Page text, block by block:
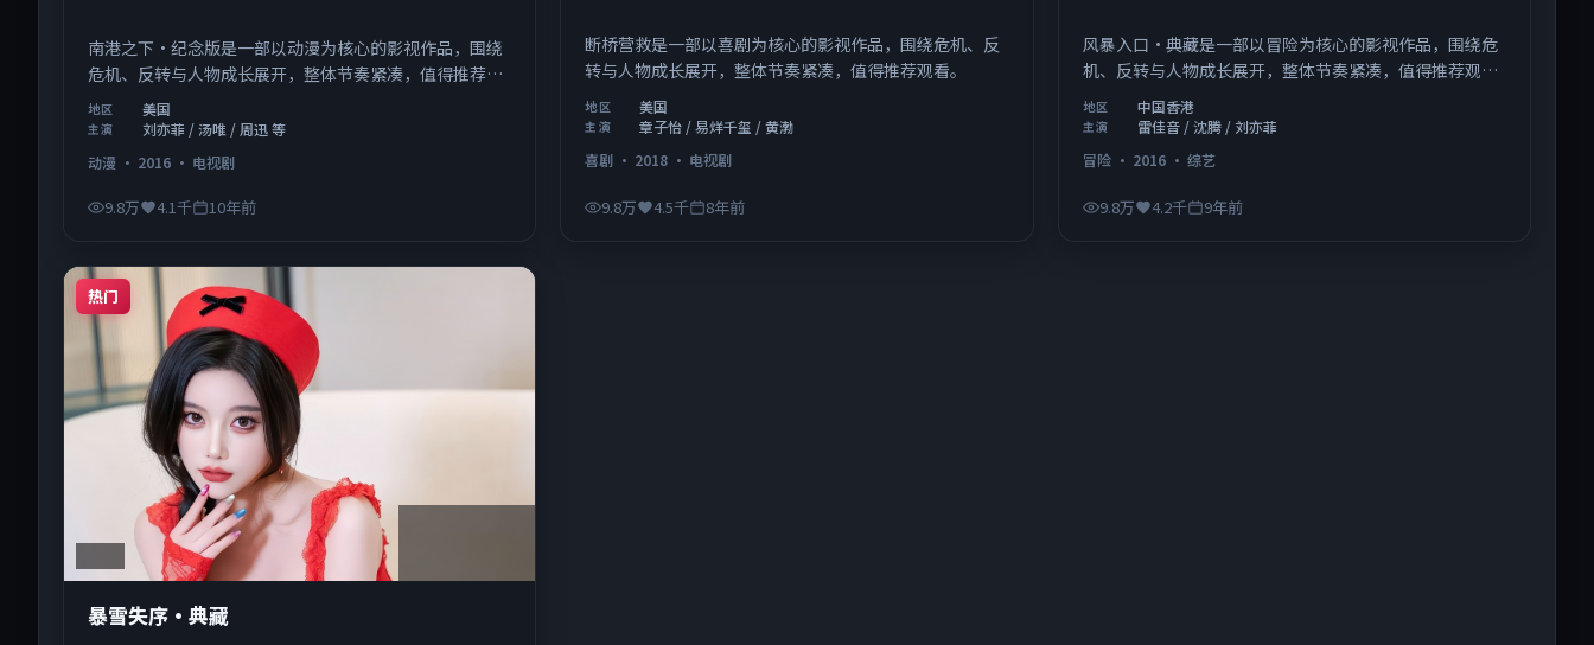
南港之下·纪念版是一部以动漫为核心的影视作品，围绕
危机、反转与人物成长展开，整体节奏紧凑，值得推荐观
看。
地区 美国
主演
刘亦菲 / 汤唯 / 周迅 等
动漫 · 2016 · 电视剧
9.8万 4.1千 10年前
断桥营救是一部以喜剧为核心的影视作品，围绕危机、反
转与人物成长展开，整体节奏紧凑，值得推荐观看。
地区 美国
主演
章子怡 / 易烊千玺 / 黄渤
喜剧 · 2018 · 电视剧
9.8万 4.5千 8年前
风暴入口·典藏是一部以冒险为核心的影视作品，围绕危
机、反转与人物成长展开，整体节奏紧凑，值得推荐观
看。
地区 中国香港
主演
雷佳音 / 沈腾 / 刘亦菲
冒险· 2016· 综艺
9.8万 4.2千 9年前
热门
暴雪失序·典藏